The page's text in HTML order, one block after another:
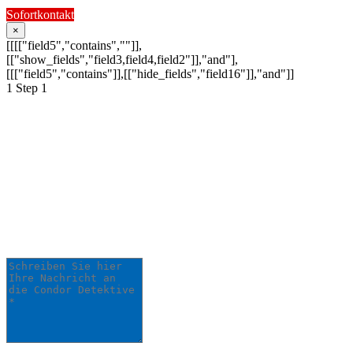
Sofortkontakt
×
[[[["field5","contains",""]],
[["show_fields","field3,field4,field2"]],"and"],
[[["field5","contains"]],[["hide_fields","field16"]],"and"]]
1 Step 1